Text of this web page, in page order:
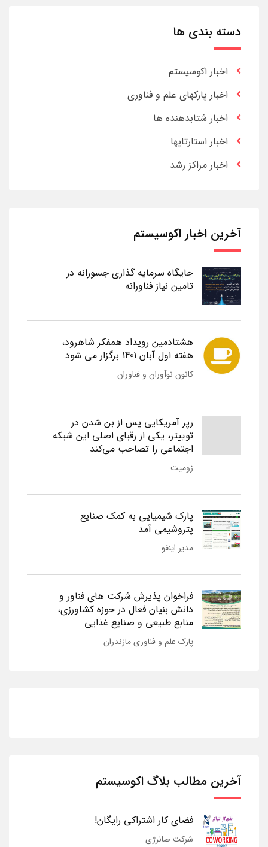
دسته بندی ها
اخبار اکوسیستم
اخبار پارکهای علم و فناوری
اخبار شتابدهنده ها
اخبار استارتاپها
اخبار مراکز رشد
آخرین اخبار اکوسیستم
جایگاه سرمایه گذاری جسورانه در
تامین نیاز فناورانه
هشتادمین رویداد همفکر شاهرود،
هفته اول آبان 1401 برگزار می شود
کانون نوآوران و فناوران
رپر آمریکایی پس از بن شدن در
توییتر، یکی از رقبای اصلی این شبکه
اجتماعی را تصاحب می‌کند
زومیت
پارک شیمیایی به کمک صنایع
پتروشیمی آمد
مدیر اینفو
فراخوان پذیرش شرکت های فناور و
دانش بنیان فعال در حوزه کشاورزی،
منابع طبیعی و صنایع غذایی
پارک علم و فناوری مازندران
آخرین مطالب بلاگ اکوسیستم
فضای کار اشتراکی رایگان!
شرکت صانرژی